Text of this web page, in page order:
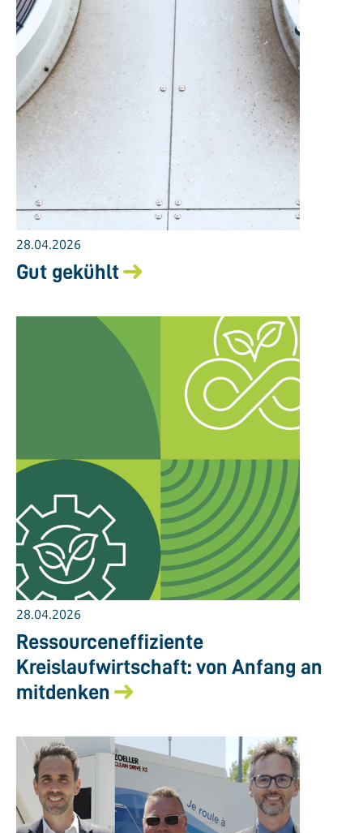
28.04.2026
Gut gekühlt
28.04.2026
Ressourceneffiziente
Kreislaufwirtschaft: von Anfang an
mitdenken